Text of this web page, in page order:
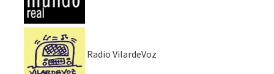
Radio VilardeVoz